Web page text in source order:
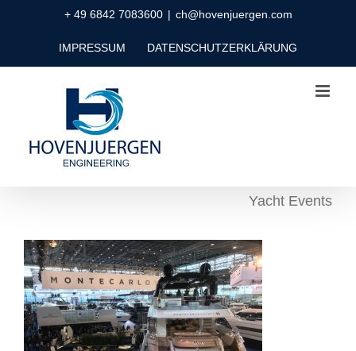
+ 49 6842 7083600 | ch@hovenjuergen.com
IMPRESSUM DATENSCHUTZERKLÄRUNG
Yacht Events